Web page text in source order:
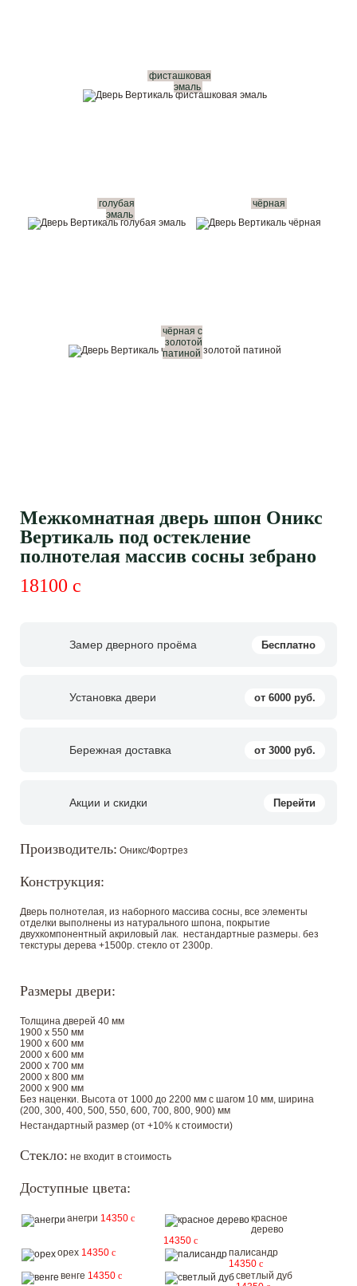
фисташковая
эмаль
голубая
эмаль
чёрная
чёрная с
золотой
патиной
Межкомнатная дверь шпон Оникс
Вертикаль под остекление
полнотелая массив сосны зебрано
18100 c
Замер дверного проёма Бесплатно
Установка двери от 6000 руб.
Бережная доставка от 3000 руб.
Акции и скидки Перейти
Производитель: Оникс/Фортрез
Конструкция:
Дверь полнотелая, из наборного массива сосны, все элементы
отделки выполнены из натурального шпона, покрытие
двухкомпонентный акриловый лак. нестандартные размеры. без
текстуры дерева +1500р. стекло от 2300р.
Размеры двери:
Толщина дверей 40 мм
1900 х 550 мм
1900 х 600 мм
2000 х 600 мм
2000 х 700 мм
2000 х 800 мм
2000 х 900 мм
Без наценки. Высота от 1000 до 2200 мм с шагом 10 мм, ширина
(200, 300, 400, 500, 550, 600, 700, 800, 900) мм
Нестандартный размер (от +10% к стоимости)
Стекло: не входит в стоимость
Доступные цвета:
анегри 14350 c
красное
дерево
14350 c
орех 14350 c
палисандр
14350 c
венге 14350 c
светлый дуб